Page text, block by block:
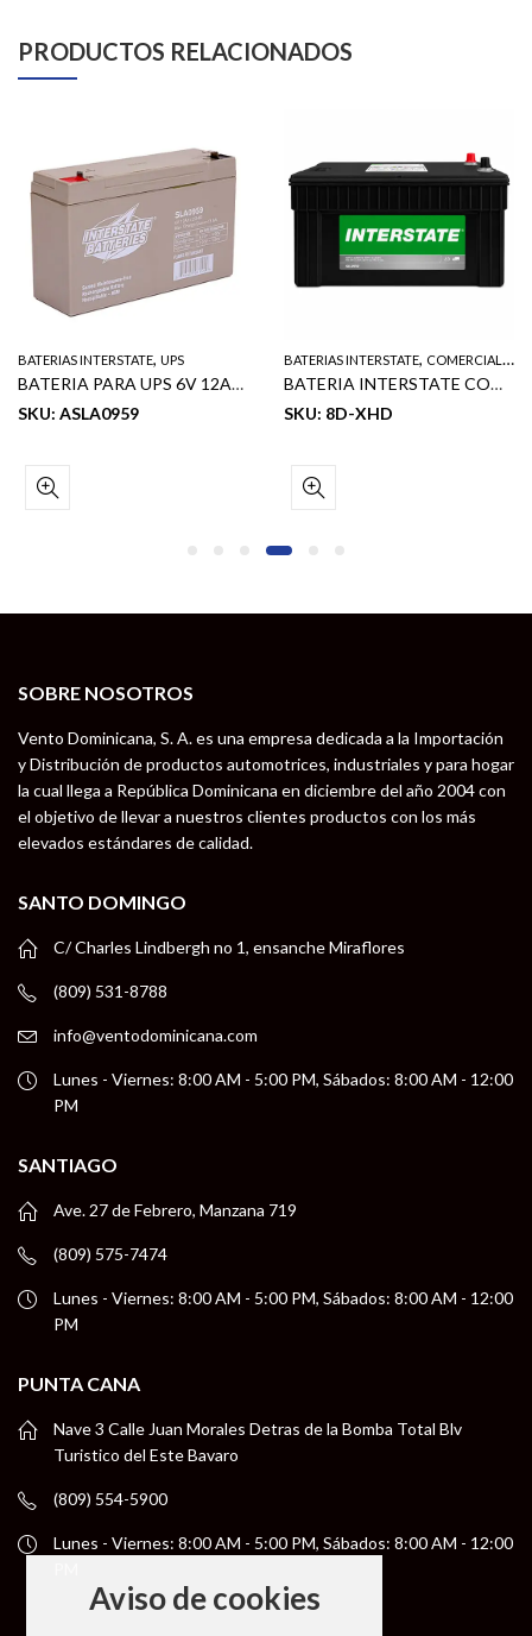
PRODUCTOS RELACIONADOS
BATERIAS INTERSTATE, UPS
BATERIA PARA UPS 6V 12AH SLA DR .250 FASTON
SKU: ASLA0959
BATERIAS INTERSTATE, COMERCIAL LIGERO Y PESADO
BATERIA INTERSTATE COMERCIAL 1200 CCA 1330 CA 370 RC 170 AH = N200
SKU: 8D-XHD
SOBRE NOSOTROS
Vento Dominicana, S. A. es una empresa dedicada a la Importación
y Distribución de productos automotrices, industriales y para hogar
la cual llega a República Dominicana en diciembre del año 2004 con
el objetivo de llevar a nuestros clientes productos con los más
elevados estándares de calidad.
SANTO DOMINGO
C/ Charles Lindbergh no 1, ensanche Miraflores
(809) 531-8788
info@ventodominicana.com
Lunes - Viernes: 8:00 AM - 5:00 PM, Sábados: 8:00 AM - 12:00
PM
SANTIAGO
Ave. 27 de Febrero, Manzana 719
(809) 575-7474
Lunes - Viernes: 8:00 AM - 5:00 PM, Sábados: 8:00 AM - 12:00
PM
PUNTA CANA
Nave 3 Calle Juan Morales Detras de la Bomba Total Blv
Turistico del Este Bavaro
(809) 554-5900
Lunes - Viernes: 8:00 AM - 5:00 PM, Sábados: 8:00 AM - 12:00
Aviso de cookies